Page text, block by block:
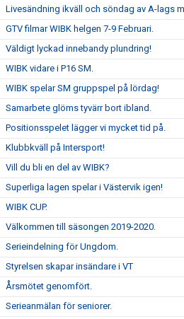
Livesändning ikväll och söndag av A-lags
GTV filmar WIBK helgen 7-9 Februari.
Väldigt lyckad innebandy plundring!
WIBK vidare i P16 SM.
WIBK spelar SM gruppspel på lördag!
Samarbete glöms tyvärr bort ibland.
Positionsspelet lägger vi mycket tid på.
Klubbkväll på Intersport!
Vill du bli en del av WIBK?
Superliga lagen spelar i Västervik igen!
WIBK CUP.
Välkommen till säsongen 2019-2020.
Serieindelning för Ungdom.
Styrelsen skapar insändare i VT
Årsmötet genomfört.
Serieanmälan för seniorer.